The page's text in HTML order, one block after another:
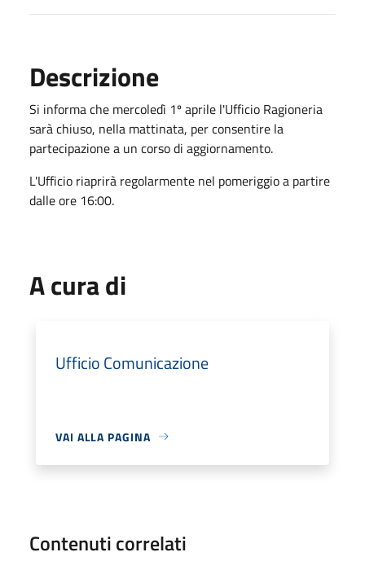
Descrizione
Si informa che mercoledì 1ºaprile l'Ufficio Ragioneria
sarà chiuso, nella mattinata, perconsentire la
partecipazione a un corso di aggiornamento.
L'Ufficio riaprirà regolarmente nel pomeriggio a partire
dalle ore 16:00.
A cura di
Ufficio Comunicazione
VAI ALLA PAGINA
Contenuti correlati